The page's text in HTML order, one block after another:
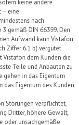
keine andere
– eine
nach
3 gemäß DIN 66399.Den
Aufwand kann Vistafon
Ziffer 6.1 b) vergütet
Vistafon dem Kunden die
Teile und Anbauten zu
gehen in das Eigentum
das Eigentum des Kunden
Störungen verpflichtet,
Dritter, höhere Gewalt,
oder unsachgemäße